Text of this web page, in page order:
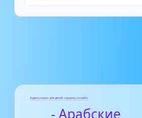
Аудиосказки для детей слушать онлайн
- Арабские